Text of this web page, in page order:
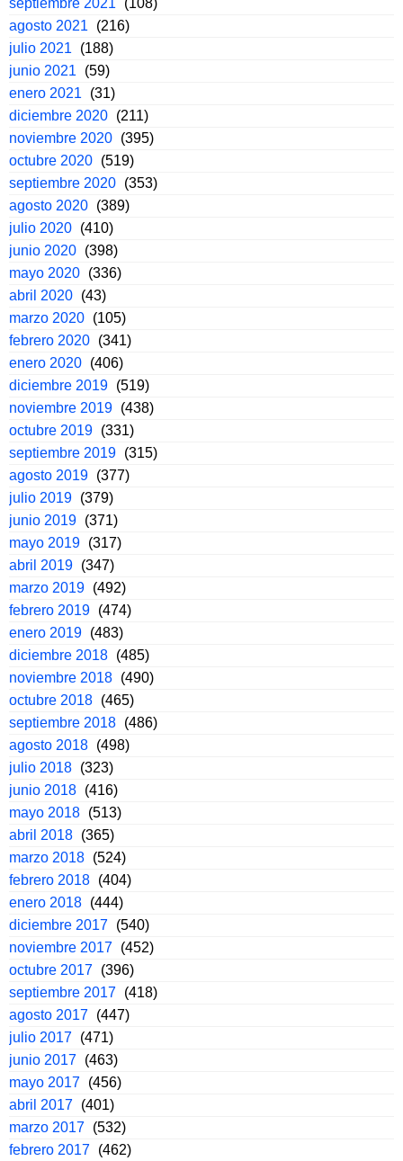
septiembre 2021
(108)
agosto 2021
(216)
julio 2021
(188)
junio 2021
(59)
enero 2021
(31)
diciembre 2020 (211)
noviembre 2020 (395)
octubre 2020 (519)
septiembre 2020 (353)
agosto 2020 (389)
julio 2020 (410)
junio 2020 (398)
mayo 2020 (336)
abril 2020 (43)
marzo 2020 (105)
febrero 2020 (341)
enero 2020 (406)
diciembre 2019 (519)
noviembre 2019 (438)
octubre 2019 (331)
septiembre 2019 (315)
agosto 2019 (377)
julio 2019 (379)
junio 2019 (371)
mayo 2019 (317)
abril 2019 (347)
marzo 2019 (492)
febrero 2019 (474)
enero 2019 (483)
diciembre 2018 (485)
noviembre 2018 (490)
octubre 2018 (465)
septiembre 2018 (486)
agosto 2018 (498)
julio 2018 (323)
junio 2018 (416)
mayo 2018 (513)
abril 2018 (365)
marzo 2018 (524)
febrero 2018 (404)
enero 2018 (444)
diciembre 2017 (540)
noviembre 2017 (452)
octubre 2017 (396)
septiembre 2017 (418)
agosto 2017 (447)
julio 2017 (471)
junio 2017 (463)
mayo 2017 (456)
abril 2017 (401)
marzo 2017 (532)
febrero 2017 (462)